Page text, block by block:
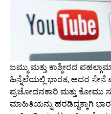
ಜಮ್ಮು ಮತ್ತು ಕಾಶ್ಮೀರದ
ಹಿನ್ನೆಲೆಯಲ್ಲಿ ಭಾರತ, ಅದರ ಸೇನೆ
ಪ್ರಚೋದನಕಾರಿ ಮತ್ತು ಕೋಮು
ಮಾಹಿತಿಯನ್ನು ಹರಡಿದ್ದಕ್ಕಾಗಿ